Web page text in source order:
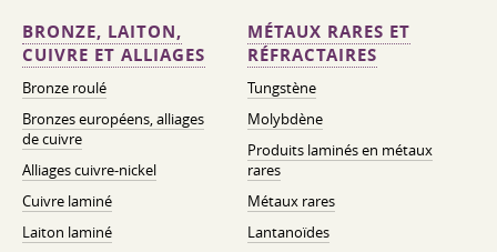
BRONZE, LAITON,
CUIVRE ET ALLIAGES
Bronze roulé
Bronzes européens, alliages
de cuivre
Alliages cuivre-nickel
Cuivre laminé
Laiton laminé
MÉTAUX RARES ET
RÉFRACTAIRES
Tungstène
Molybdène
Produits laminés en métaux
rares
Métaux rares
Lantanoïdes